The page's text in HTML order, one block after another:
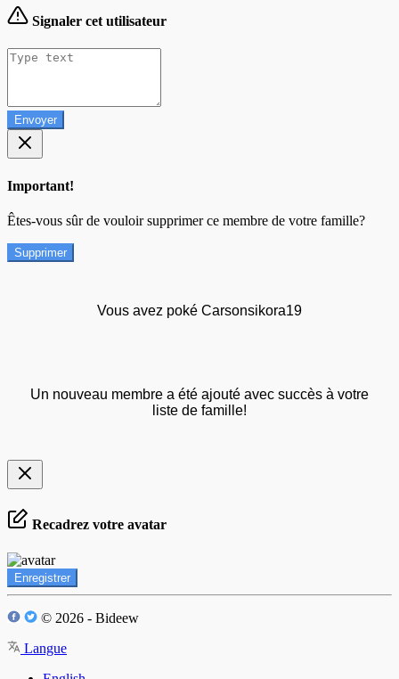
Signaler cet utilisateur
Envoyer
Important!
Êtes-vous sûr de vouloir supprimer ce membre de votre famille?
Supprimer
Vous avez poké Carsonsikora19
Un nouveau membre a été ajouté avec succès à votre
liste de famille!
Recadrez votre avatar
Enregistrer
© 2026 - Bideew
Langue